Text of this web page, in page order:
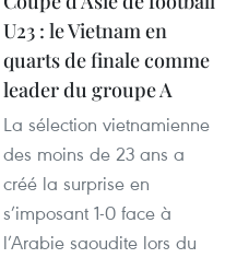
U23 : le Vietnam en
quarts de finale comme
leader du groupe A
La sélection vietnamienne
des moins de 23 ans a
créé la surprise en
s’imposant 1-0 face à
l’Arabie saoudite lors du